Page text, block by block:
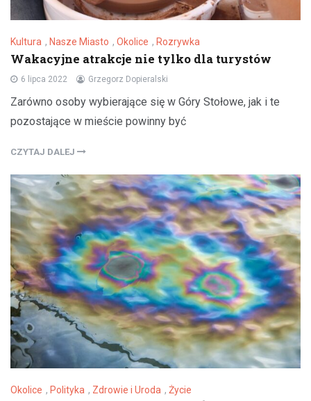
Kultura , Nasze Miasto , Okolice , Rozrywka
Wakacyjne atrakcje nie tylko dla turystów
6 lipca 2022 Grzegorz Dopieralski
Zarówno osoby wybierające się w Góry Stołowe, jak i te
pozostające w mieście powinny być
CZYTAJ DALEJ
Okolice , Polityka , Zdrowie i Uroda , Życie